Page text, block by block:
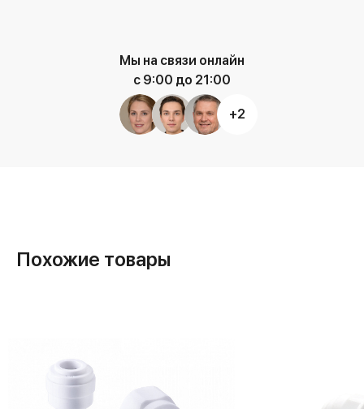
Мы на связи онлайн
с 9:00 до 21:00
+2
Похожие товары